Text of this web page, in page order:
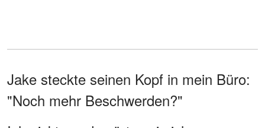
Jake steckte seinen Kopf in mein Büro:
"Noch mehr Beschwerden?"